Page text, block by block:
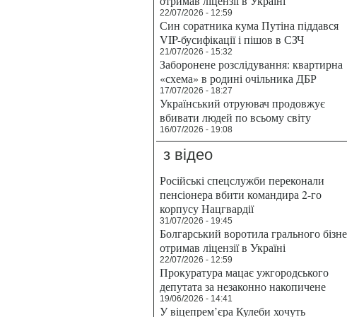
22/07/2026 - 12:59
Син соратника кума Путіна піддався
VIP-бусифікації і пішов в СЗЧ
21/07/2026 - 15:32
Заборонене розслідування: квартирна
«схема» в родині очільника ДБР
17/07/2026 - 18:27
Український отруювач продовжує
вбивати людей по всьому світу
16/07/2026 - 19:08
з відео
Російські спецслужби переконали
пенсіонера вбити командира 2-го
корпусу Нацгвардії
31/07/2026 - 19:45
Болгарський воротила грального
отримав ліцензії в Україні
22/07/2026 - 12:59
Прокуратура мацає ужгородського
депутата за незаконно накопичене
19/06/2026 - 14:41
У віцепрем’єра Кулеби хочуть